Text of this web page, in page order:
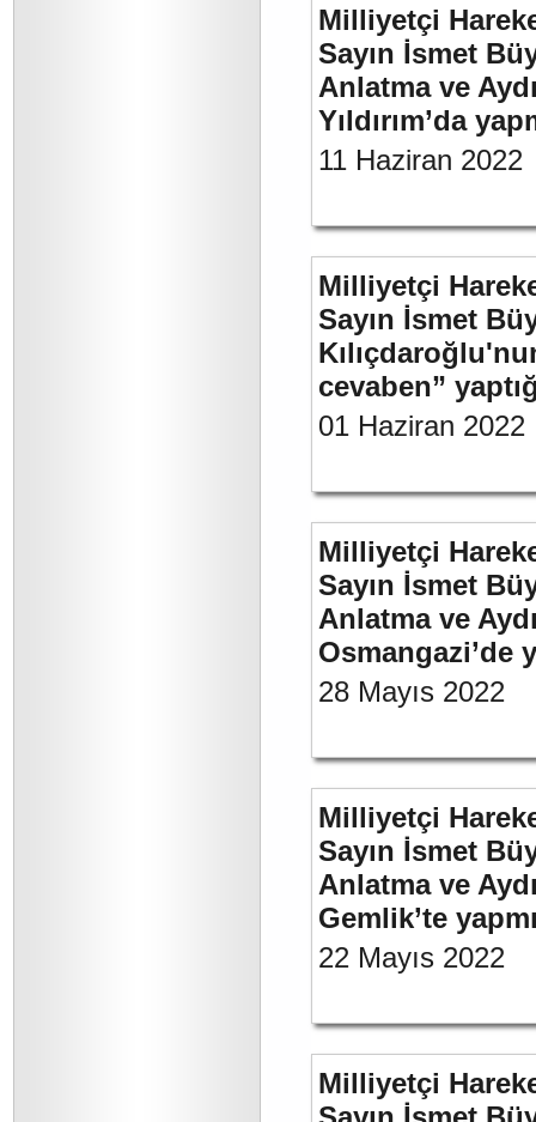
Milliyetçi
Sayın İsmet
Anlatma ve
Yıldırım’da
11 Haziran 2022
Milliyetçi
Sayın İsmet
cevaben”
01 Haziran 2022
Milliyetçi
Sayın İsmet
Anlatma ve
Osmangazi’de
28 Mayıs 2022
Milliyetçi
Sayın İsmet
Anlatma ve
Gemlik’te
22 Mayıs 2022
Milliyetçi